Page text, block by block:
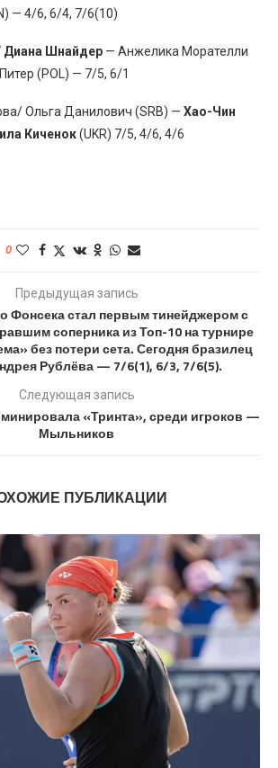
— 4/6, 6/4, 7/6(10)
Диана Шнайдер — Анжелика Морателли
(POL) — 7/5, 6/1
Ольга Данилович (SRB) — Хао-Чин
Киченок(UKR) 7/5, 4/6, 4/6
0
Предыдущая запись
Фонсека стал первым тинейджером с
соперника из Топ-10 на турнире
без потери сета. Сегодня бразилец
Рублёва — 7/6(1), 6/3, 7/6(5).
Следующая запись
«Тринта», среди игроков —
Мыльников
ПУБЛИКАЦИИ